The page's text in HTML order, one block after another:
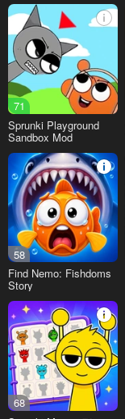
71
Sprunki Playground
Sandbox Mod
58
Find Nemo: Fishdoms
Story
68